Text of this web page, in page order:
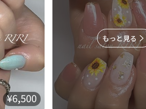
¥6,500
もっと見る